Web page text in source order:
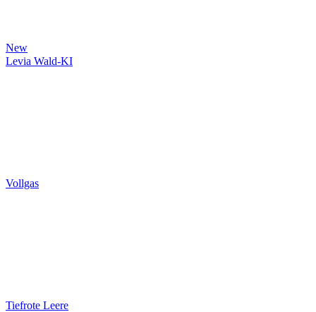
New
Levia Wald-KI
Vollgas
Tiefrote Leere